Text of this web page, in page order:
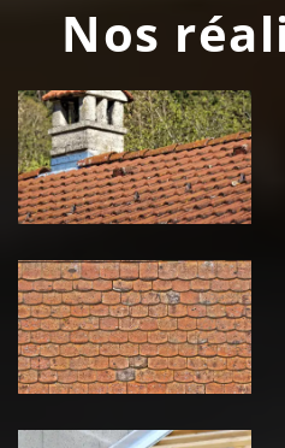
Nos
Couvreur
zingueur 39
Jura
démoussage de
toiture 39
Jura